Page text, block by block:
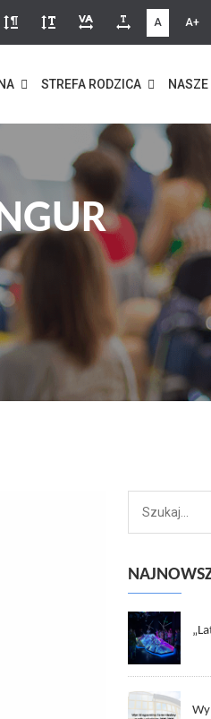
A A+
STREFA RODZICA NASZE